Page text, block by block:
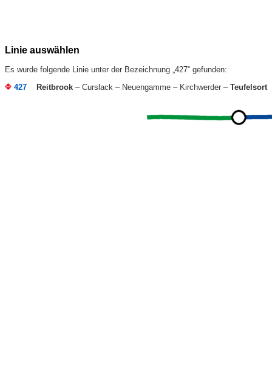
Linie auswählen
Es wurde folgende Linie unter der Bezeichnung „427“ gefunden:
427
Reitbrook– Curslack – Neuengamme – Kirchwerder – Teufelsort